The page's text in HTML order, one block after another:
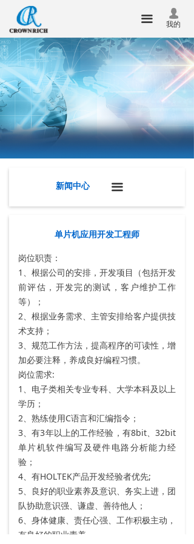
넙
我的
끀
首页
关于我们
产品中心
新闻中心
技术服务
联系我们
华瑞昇杯
单片机应用开发工程师
岗位职责：
1、根据公司的安排，开发项目（包括开发
前评估，开发完的测试，客户维护工作
等）；
2、根据业务需求、主管安排给客户提供技
术支持；
3、规范工作方法，提高程序的可读性，增
加必要注释，养成良好编程习惯。
岗位需求:
1、电子类相关专业专科、大学本科及以上
学历；
2、熟练使用C语言和汇编指令；
3、有3年以上的工作经验，有8bit、32bit
单片机软件编写及硬件电路分析能力经
验；
4、有HOLTEK产品开发经验者优先;
5、良好的职业素养及意识、务实上进，团
队协助意识强、谦虚、善待他人；
6、身体健康、责任心强、工作积极主动，
有良好的职业素养。
新闻中心 끀
公司新闻
新品发布
行业动态